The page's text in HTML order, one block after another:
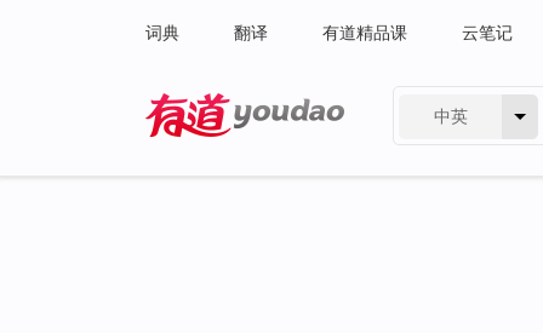
词典 翻译 有道精品课 云笔记
中英